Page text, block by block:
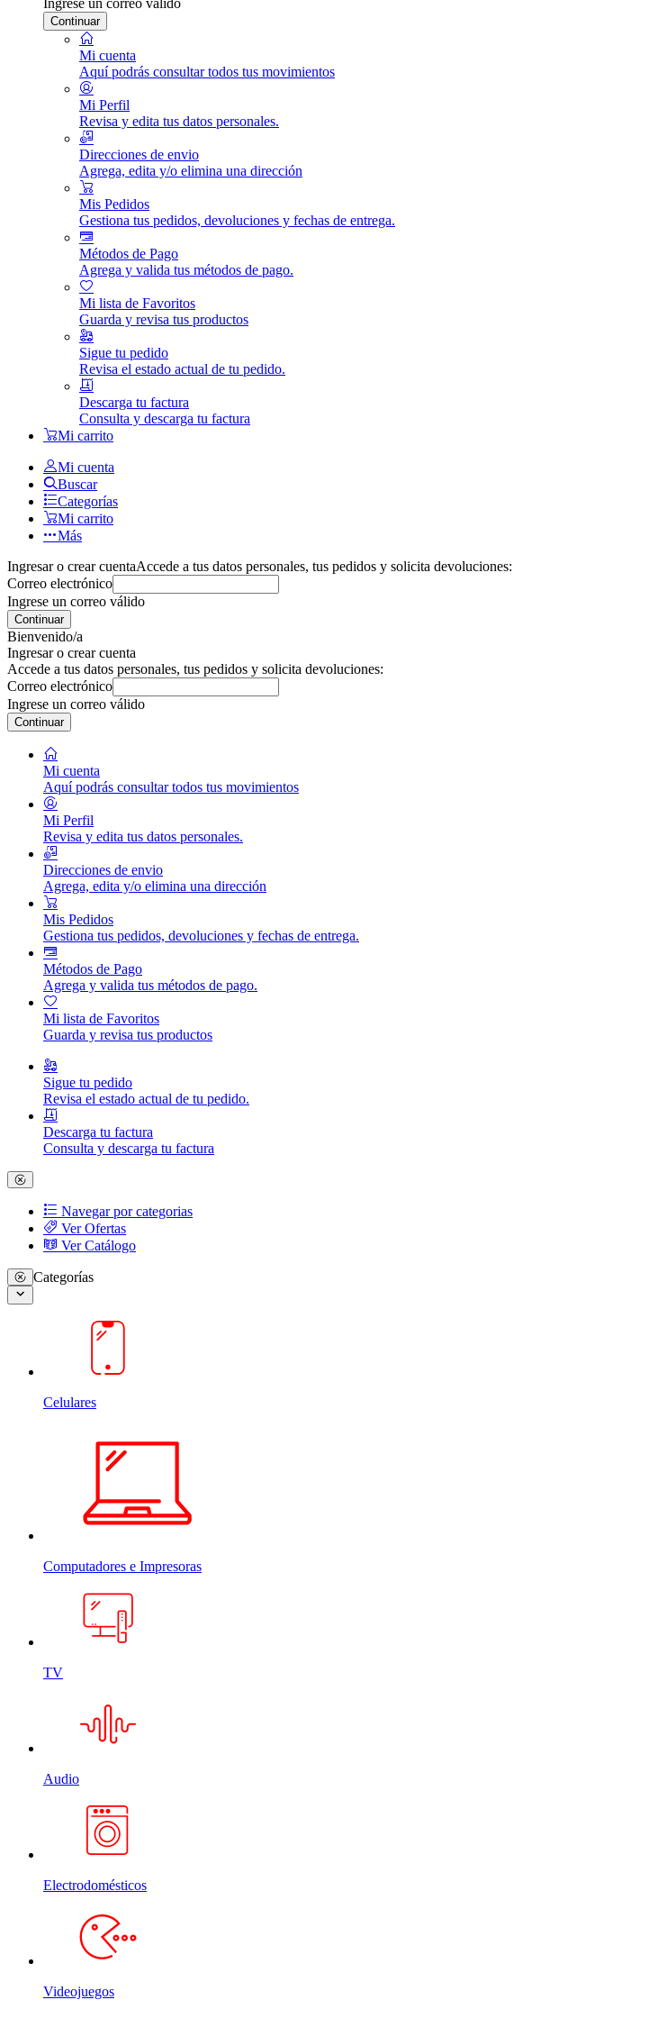
Continuar
Mi cuenta
Aquí podrás consultar todos tus movimientos
Mi Perfil
Revisa y edita tus datos personales.
Direcciones de envio
Agrega, edita y/o elimina una dirección
Mis Pedidos
Gestiona tus pedidos, devoluciones y fechas de entrega.
Métodos de Pago
Agrega y valida tus métodos de pago.
Mi lista de Favoritos
Guarda y revisa tus productos
Sigue tu pedido
Revisa el estado actual de tu pedido.
Descarga tu factura
Consulta y descarga tu factura
Mi carrito
Mi cuenta
Buscar
Categorías
Mi carrito
Más
Ingresar o crear cuentaAccede a tus datos personales, tus pedidos y solicita devoluciones:
Correo electrónico
Ingrese un correo válido
Continuar
Bienvenido/a
Ingresar o crear cuenta
Accede a tus datos personales, tus pedidos y solicita devoluciones:
Correo electrónico
Ingrese un correo válido
Continuar
Mi cuenta
Aquí podrás consultar todos tus movimientos
Mi Perfil
Revisa y edita tus datos personales.
Direcciones de envio
Agrega, edita y/o elimina una dirección
Mis Pedidos
Gestiona tus pedidos, devoluciones y fechas de entrega.
Métodos de Pago
Agrega y valida tus métodos de pago.
Mi lista de Favoritos
Guarda y revisa tus productos
Sigue tu pedido
Revisa el estado actual de tu pedido.
Descarga tu factura
Consulta y descarga tu factura
Navegar por categorias
Ver Ofertas
Ver Catálogo
Categorías
Celulares
Computadores e Impresoras
TV
Audio
Electrodomésticos
Videojuegos